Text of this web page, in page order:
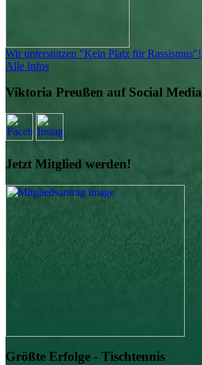
Wir unterstützen "Kein Platz für Rassismus"!
Alle Infos
Viktoria Preußen auf Social Media
Jetzt Mitglied werden!
Größte Erfolge - Tischtennis